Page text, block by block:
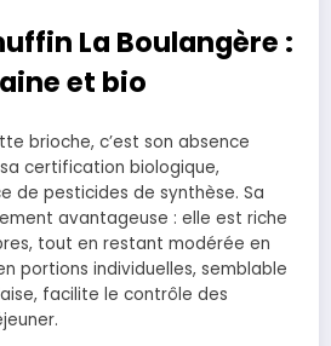
La Boulangère :
et bio
brioche, c’est son absence
certification biologique,
de pesticides de synthèse. Sa
avantageuse : elle est riche
tout en restant modérée en
portions individuelles, semblable
facilite le contrôle des